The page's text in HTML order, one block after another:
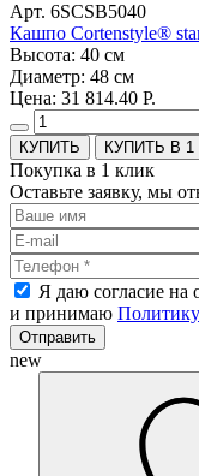
Арт. 6SCSB5040
Кашпо Cortenstyle®
Высота: 40 см
Диаметр: 48 см
Цена: 31 814.40 Р.
КУПИТЬ В 1
Покупка в 1 клик
Оставьте заявку, мы
Я даю согласие на
и принимаю
Отправить
new